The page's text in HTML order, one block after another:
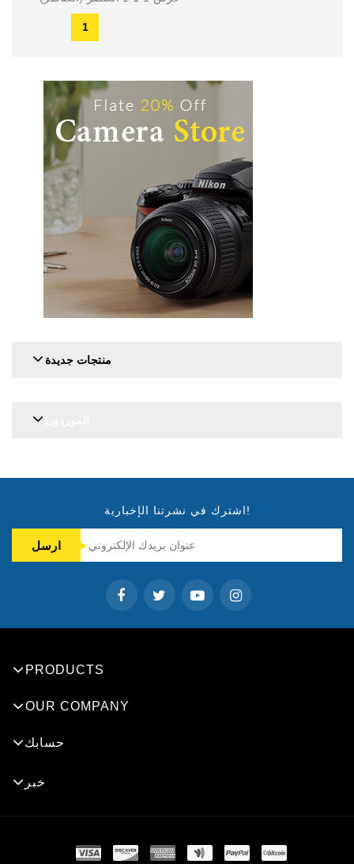
1
منتجات جديدة
اشترك في نشرتنا الإخبارية!
PRODUCTS
OUR COMPANY
حسابك
خبر